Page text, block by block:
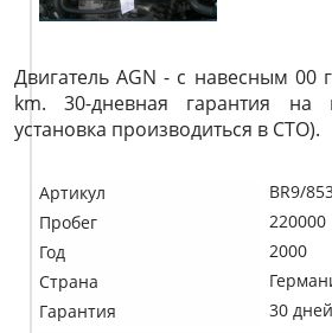
Двигатель AGN - с навесным 00
km. 30-дневная гарантия на
установка производиться в СТО).
Артикул
BR9/
Пробег
220000
Год
2000
Страна
Гарантия
30 дней